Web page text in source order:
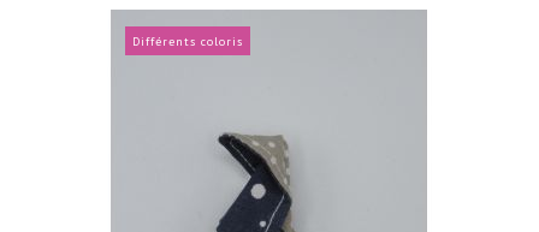
Différents coloris